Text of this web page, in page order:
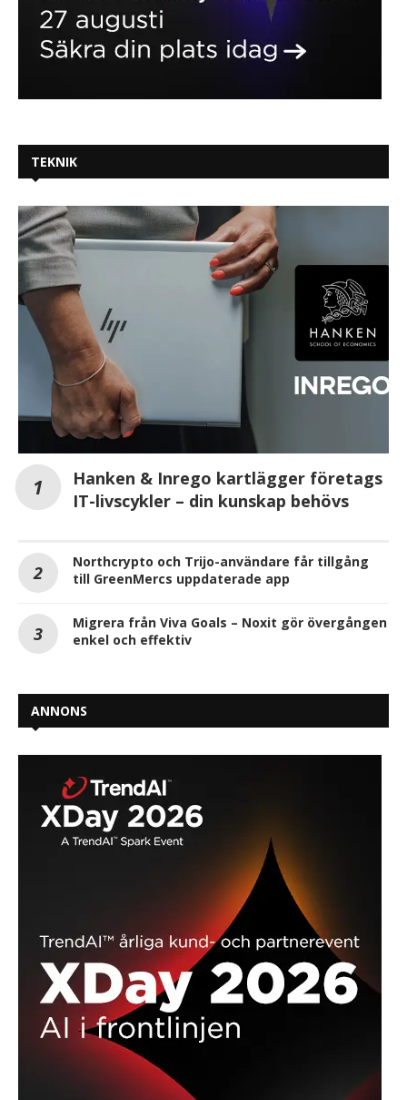
TEKNIK
Hanken & Inrego kartlägger företags
IT-livscykler – din kunskap behövs
Northcrypto och Trijo-användare får tillgång
till GreenMercs uppdaterade app
Migrera från Viva Goals – Noxit gör övergången
enkel och effektiv
ANNONS